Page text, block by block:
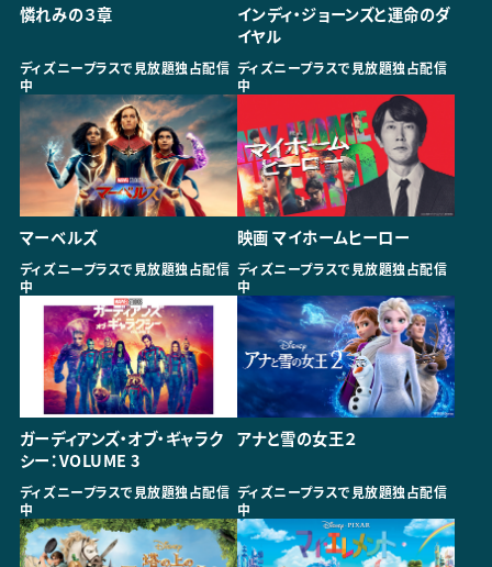
憐れみの３章
ディズニープラスで見放題独占配信
中
インディ・ジョーンズと運命のダ
イヤル
ディズニープラスで見放題独占配信
中
マーベルズ
ディズニープラスで見放題独占配信
中
映画 マイホームヒーロー
ディズニープラスで見放題独占配信
中
ガーディアンズ・オブ・ギャラク
シー：VOLUME 3
ディズニープラスで見放題独占配信
中
アナと雪の女王２
ディズニープラスで見放題独占配信
中